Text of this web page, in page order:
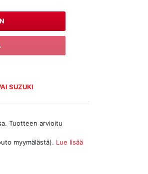
SUZUKI
Tuotteen arvioitu
myymälästä). Lue lisää